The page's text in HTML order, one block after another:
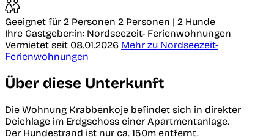
Geeignet für 2 Personen 2 Personen | 2 Hunde
Ihre Gastgeber:in: Nordseezeit- Ferienwohnungen
Vermietet seit 08.01.2026 Mehr zu Nordseezeit-
Ferienwohnungen
Über diese Unterkunft
Die Wohnung Krabbenkoje befindet sich in direkter
Deichlage im Erdgschoss einer Apartmentanlage.
Der Hundestrand ist nur ca. 150m entfernt.